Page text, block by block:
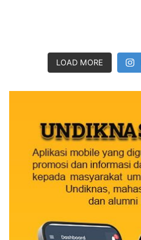
LOAD MORE